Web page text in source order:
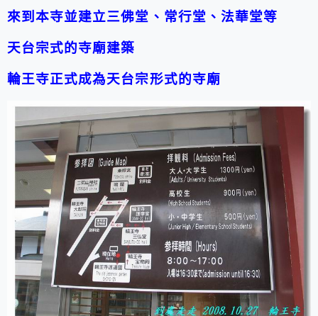
來到本寺並建立三佛堂、常行堂、法華堂等
天台宗式的寺廟建築
輪王寺正式成為天台宗形式的寺廟